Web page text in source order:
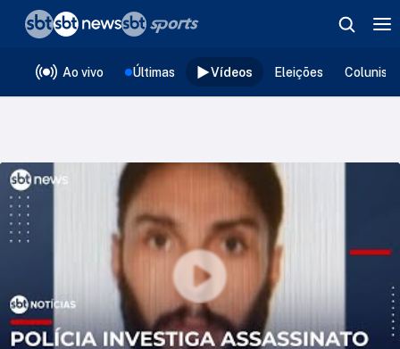
Ao vivo Últimas Vídeos Eleições
❮voltar
Editorias